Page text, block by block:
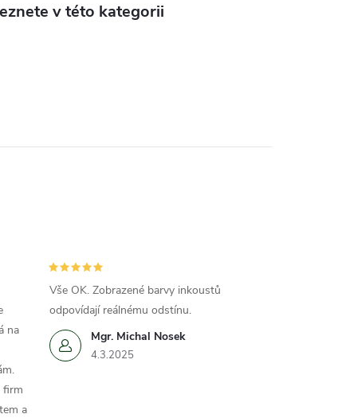
v této kategorii
na
firm
a
Mgr. Michal Nosek
4.3.2025
Vše OK. Zobrazené barvy inkoustů
odpovídají reálnému odstínu.